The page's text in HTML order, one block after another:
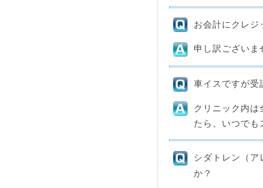
お会計にクレジ
申し訳ござい
車イスですが受
クリニック内
たら、いつでも
シダトレン（
か？